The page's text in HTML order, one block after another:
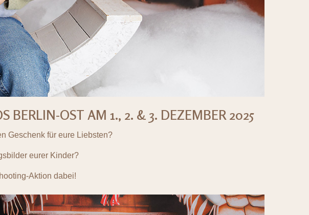
OST AM 1., 2. & 3. DEZEMBER 2025
Geschenk für eure Liebsten?
eurer Kinder?
Aktion dabei!